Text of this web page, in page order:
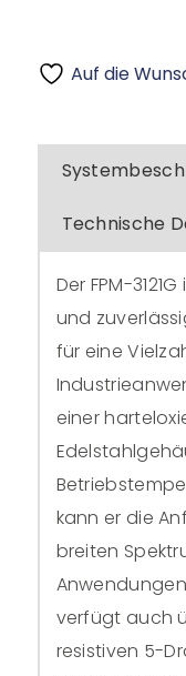
Auf die
Technische
Der FPM-
und
für eine
einer
kann er die
breiten
verfügt auch
resistiven 5-